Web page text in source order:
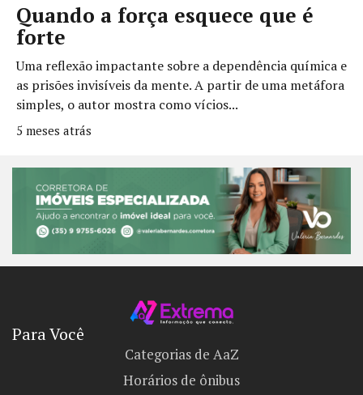
Quando a força esquece que é
forte
Uma reflexão impactante sobre a dependência química e
as prisões invisíveis da mente. A partir de uma metáfora
simples, o autor mostra como vícios...
5 meses atrás
Para Você
Categorias de AaZ
Horários de ônibus